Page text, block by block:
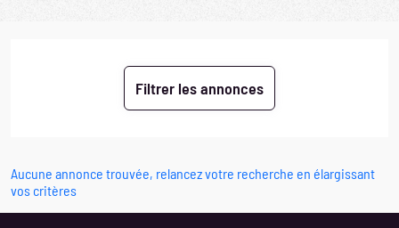
Aucune annonce trouvée, relancez votre recherche en élargissant
vos critères